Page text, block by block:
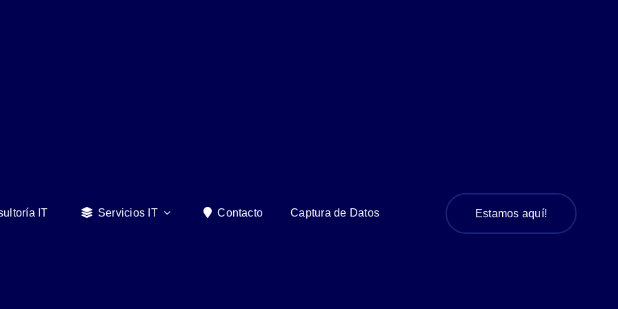
IT Servicios IT Contacto Captura de Datos Estamos aquí!